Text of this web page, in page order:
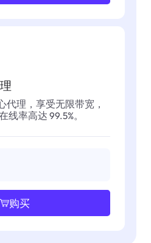
代理，享受无限带宽，
线率高达 99.5%。
购买